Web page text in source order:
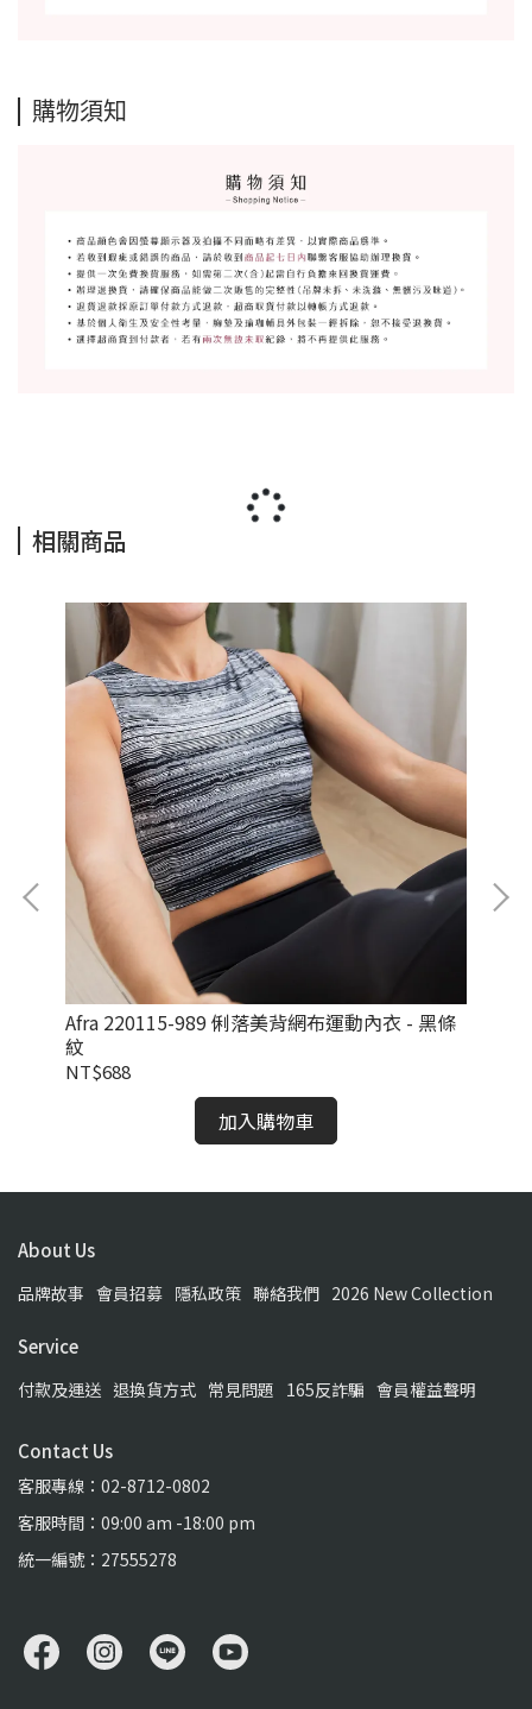
購物須知
相關商品
Afra 220115-989 俐落美背網布運動內衣 - 黑條
紋
NT$688
加入購物車
About Us
品牌故事 會員招募 隱私政策 聯絡我們 2026 New Collection
Service
付款及運送 退換貨方式 常見問題 165反詐騙 會員權益聲明
Contact Us
客服專線：02-8712-0802
客服時間：09:00 am -18:00 pm
統一編號：27555278